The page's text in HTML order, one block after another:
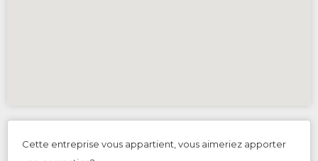
Cette entreprise vous appartient, vous aimeriez apporter